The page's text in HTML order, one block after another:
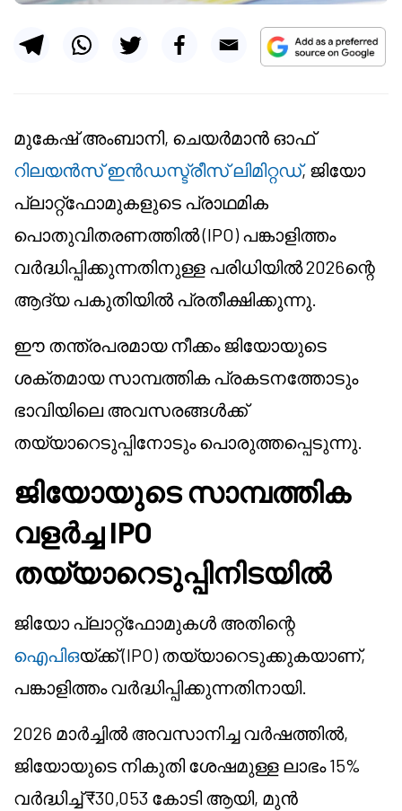
മുകേഷ് അംബാനി, ചെയർമാൻ ഓഫ്
റിലയൻസ് ഇൻഡസ്ട്രീസ് ലിമിറ്റഡ്, ജിയോ
പ്ലാറ്റ്ഫോമുകളുടെ പ്രാഥമിക
പൊതുവിതരണത്തിൽ (IPO) പങ്കാളിത്തം
വർദ്ധിപ്പിക്കുന്നതിനുള്ള പരിധിയിൽ 2026ന്റെ
ആദ്യ പകുതിയിൽ പ്രതീക്ഷിക്കുന്നു.
ഈ തന്ത്രപരമായ നീക്കം ജിയോയുടെ
ശക്തമായ സാമ്പത്തിക പ്രകടനത്തോടും
ഭാവിയിലെ അവസരങ്ങൾക്ക്
തയ്യാറെടുപ്പിനോടും പൊരുത്തപ്പെടുന്നു.
ജിയോയുടെ സാമ്പത്തിക
വളർച്ച IPO
തയ്യാറെടുപ്പിനിടയിൽ
ജിയോ പ്ലാറ്റ്ഫോമുകൾ അതിന്റെ
ഐപിഒയ്ക്ക് (IPO) തയ്യാറെടുക്കുകയാണ്,
പങ്കാളിത്തം വർദ്ധിപ്പിക്കുന്നതിനായി.
2026 മാർച്ചിൽ അവസാനിച്ച വർഷത്തിൽ,
ജിയോയുടെ നികുതി ശേഷമുള്ള ലാഭം 15%
വർദ്ധിച്ച് ₹30,053 കോടി ആയി, മുൻ